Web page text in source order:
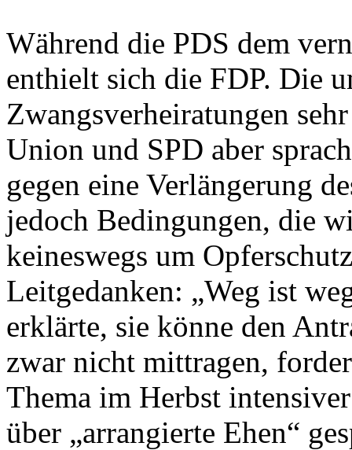
Während die PDS dem
enthielt sich die FDP. Die
Zwangsverheiratungen
Union und SPD aber
gegen eine Verlängerung
jedoch Bedingungen, die
keineswegs um
Leitgedanken: „Weg ist
erklärte, sie könne den
zwar nicht mittragen,
Thema im Herbst
über „arrangierte Ehen“